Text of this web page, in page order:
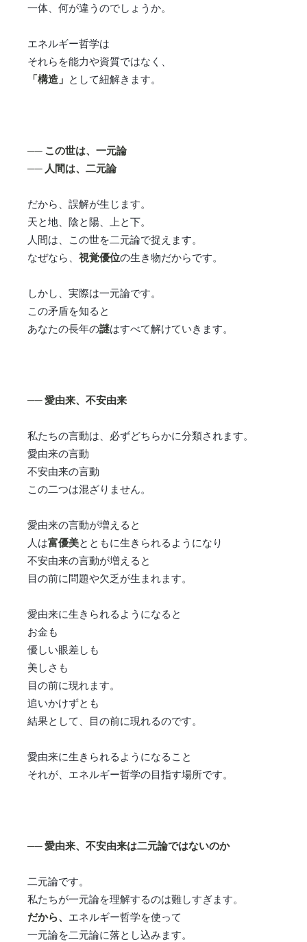
一体、何が違うのでしょうか。
エネルギー哲学は
それらを能力や資質ではなく、
「構造」 として紐解きます。
── この世は、一元論
── 人間は、二元論
だから、誤解が生じます。
天と地、陰と陽、上と下。
人間は、この世を二元論で捉えます。
なぜなら、 視覚優位の生き物だからです。
しかし、実際は一元論です。
この矛盾を知ると
あなたの長年の謎はすべて解けていきます。
── 愛由来、不安由来
私たちの言動は、必ずどちらかに分類されます。
愛由来の言動
不安由来の言動
この二つは混ざりません。
愛由来の言動が増えると
人は富優美とともに生きられるようになり
不安由来の言動が増えると
目の前に問題や欠乏が生まれます。
愛由来に生きられるようになると
お金も
優しい眼差しも
美しさも
目の前に現れます。
追いかけずとも
結果として、目の前に現れるのです。
愛由来に生きられるようになること
それが、エネルギー哲学の目指す場所です。
── 愛由来、不安由来は二元論ではないのか
二元論です。
私たちが一元論を理解するのは難しすぎます。
だから、 エネルギー哲学を使って
一元論を二元論に落とし込みます。